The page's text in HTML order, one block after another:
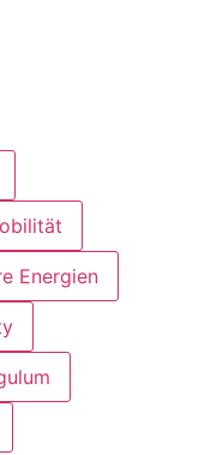
Energien